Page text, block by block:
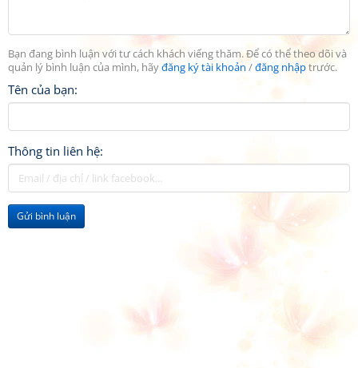
Bạn đang bình luận với tư cách khách viếng thăm. Để có thể theo dõi và
quản lý bình luận của mình, hãyđăng ký tài khoản /đăng nhậptrước.
Tên của bạn:
Thông tin liên hệ:
Gửi bình luận